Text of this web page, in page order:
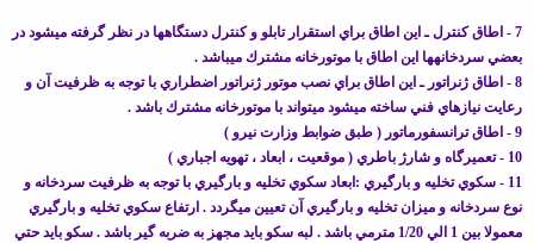
7 - اطاق كنترل ـ اين اطاق براي استقرار تابلو و كنترل دستگاهها در نظر گرفته مي‏شود در
بعضي سردخانه‏ها اين اطاق با موتورخانه مشترك مي‏باشد .
8 - اطاق ژنراتور ـ اين اطاق براي نصب موتور ژنراتور اضطراري با توجه به ظرفيت آن و
رعايت نيازهاي فني ساخته مي‏شود مي‏تواند با موتورخانه مشترك باشد .
9 - اطاق ترانسفورماتور ( طبق ضوابط وزارت نيرو )
10 - تعميرگاه و شارژ باطري ( موقعيت ، ابعاد ، تهويه اجباري )
11 - سكوي تخليه و بارگيري :ابعاد سكوي تخليه و بارگيري با توجه به ظرفيت سردخانه و
نوع سردخانه و ميزان تخليه و بارگيري آن تعيين مي‏گردد . ارتفاع سكوي تخليه و بارگيري
معمولا بين 1 الي 1/20 مترمي باشد . لبه سكو بايد مجهز به ضربه گير باشد . سكو بايد حتي